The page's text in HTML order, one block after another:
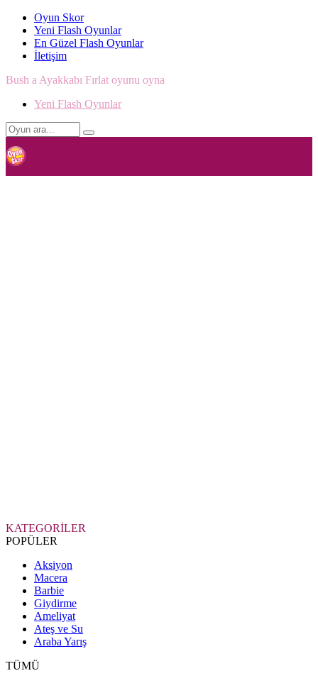
Oyun Skor
Yeni Flash Oyunlar
En Güzel Flash Oyunlar
İletişim
Bush a Ayakkabı Fırlat oyunu oyna
Yeni Flash Oyunlar
KATEGORİLER
POPÜLER
Aksiyon
Macera
Barbie
Giydirme
Ameliyat
Ateş ve Su
Araba Yarış
TÜMÜ